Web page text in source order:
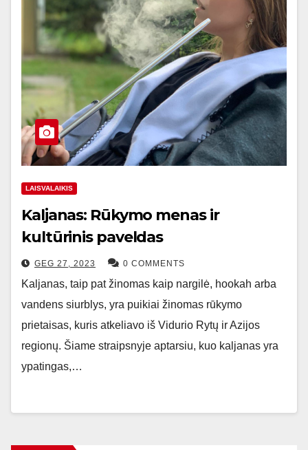
LAISVALAIKIS
Kaljanas: Rūkymo menas ir
kultūrinis paveldas
GEG 27, 2023 0 COMMENTS
Kaljanas, taip pat žinomas kaip nargilė, hookah arba
vandens siurblys, yra puikiai žinomas rūkymo
prietaisas, kuris atkeliavo iš Vidurio Rytų ir Azijos
regionų. Šiame straipsnyje aptarsiu, kuo kaljanas yra
ypatingas,…